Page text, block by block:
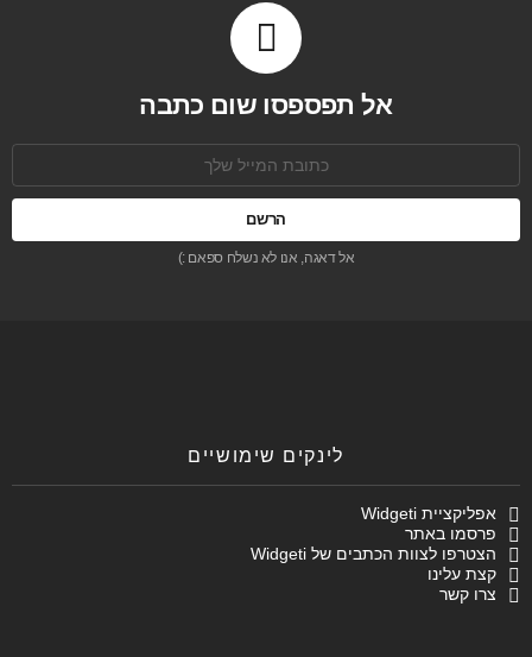
אל תפספסו שום כתבה
אל דאגה, אנו לא נשלח ספאם :)
לינקים שימושיים
אפליקציית Widgeti
פרסמו באתר
הצטרפו לצוות הכתבים של Widgeti
קצת עלינו
צרו קשר